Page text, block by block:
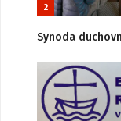
2
Synoda